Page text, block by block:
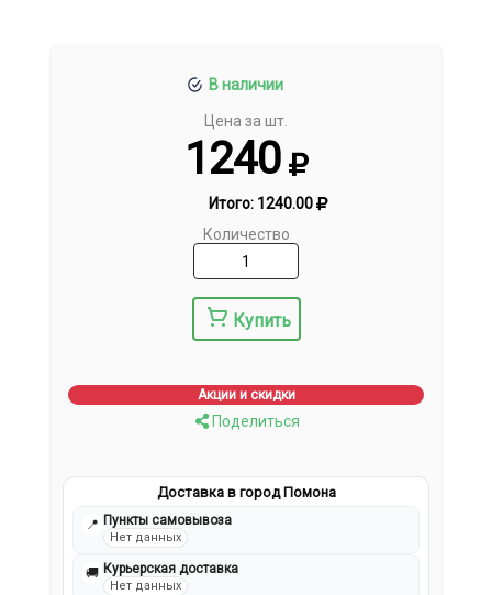
В наличии
Цена за шт.
1240
Итого: 1240.00
Количество
Купить
Акции и скидки
Поделиться
Доставка в город Помона
📍 Пункты самовывоза
Нет данных
🚚 Курьерская доставка
Нет данных